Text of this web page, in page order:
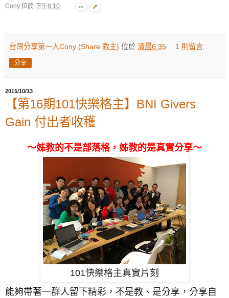
Cony 位於 下午8:10
台灣分享第一人Cony (Share 教主) 位於 清晨6:35 1 則留言:
分享
2015/10/13
【第16期101快樂格主】BNI Givers
Gain 付出者收穫
～姊教的不是部落格，姊教的是真實分享～
101快樂格主真實片刻
能夠帶著一群人留下精彩，不是教、是分享，分享自